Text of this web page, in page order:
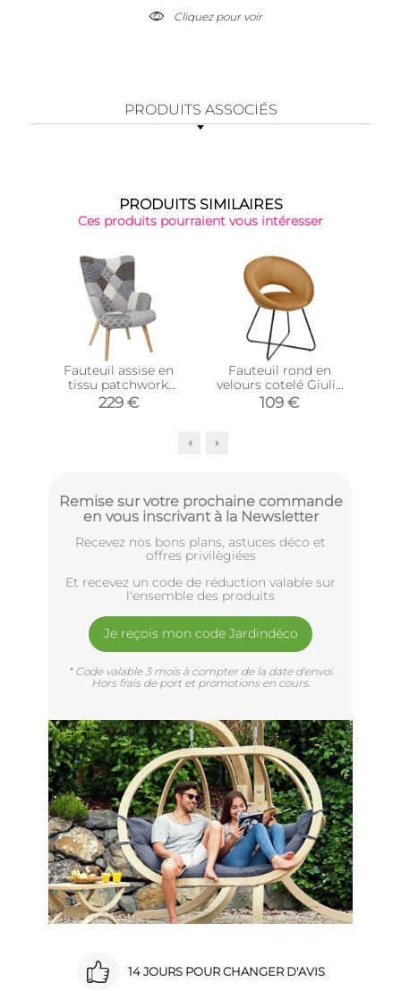
Cliquez pour voir
PRODUITS ASSOCIÉS
PRODUITS SIMILAIRES
Ces produits pourraient vous intéresser
Fauteuil assise en
tissu patchwork
Helsinki
229 €
Fauteuil rond en
velours cotelé Giulia
(Jaune)
109 €
Remise sur votre prochaine commande
en vous inscrivant à la Newsletter
Recevez nos bons plans, astuces déco et
offres privilègiées
Et recevez un code de réduction valable sur
l'ensemble des produits
Je reçois mon code Jardindéco
* Code valable 3 mois à compter de la date d'envoi.
Hors frais de port et promotions en cours.
14 JOURS POUR CHANGER D'AVIS